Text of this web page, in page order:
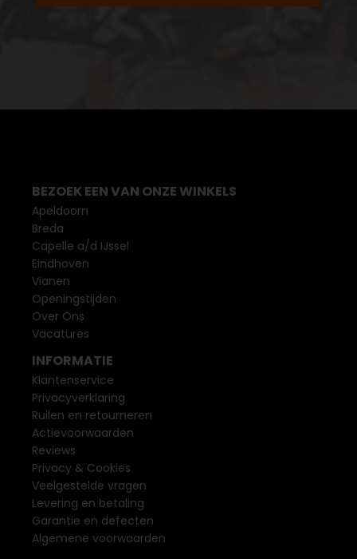
BEZOEK EEN VAN ONZE WINKELS
Apeldoorn
Breda
Capelle a/d IJssel
Eindhoven
Vianen
Openingstijden
Over Ons
Vacatures
INFORMATIE
Klantenservice
Privacyverklaring
Ruilen en retourneren
Actievoorwaarden
Reviews
Privacy & Cookies
Veelgestelde vragen
Levering en betaling
Garantie en defecten
Algemene voorwaarden